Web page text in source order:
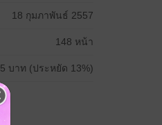
18 กุมภาพันธ์ 2557
148 หน้า
บาท (ประหยัด 13%)